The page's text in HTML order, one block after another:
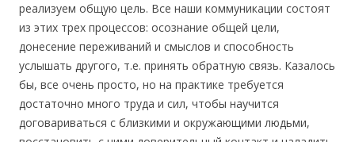
реализуем общую цель. Все наши коммуникации состоят
из этих трех процессов: осознание общей цели,
донесение переживаний и смыслов и способность
услышать другого, т.е. принять обратную связь. Казалось
бы, все очень просто, но на практике требуется
достаточно много труда и сил, чтобы научится
договариваться с близкими и окружающими людьми,